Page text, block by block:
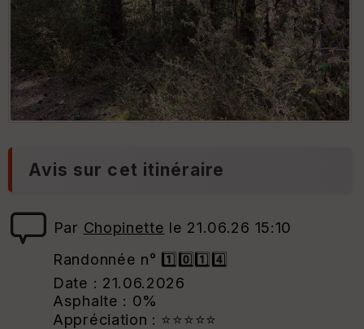
Avis sur cet itinéraire
Par Chopinette le 21.06.26 15:10
Randonnée n° 1️⃣0️⃣1️⃣4️⃣
Date : 21.06.2026
Asphalte : 0%
Appréciation : ⭐⭐⭐⭐⭐